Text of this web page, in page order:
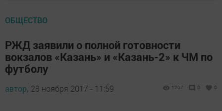
ОБЩЕСТВО
РЖД заявили о полной готовности
вокзалов «Казань» и «Казань-2» к ЧМ по
футболу
автор, 28 ноября 2017 - 11:59 1207 0 0